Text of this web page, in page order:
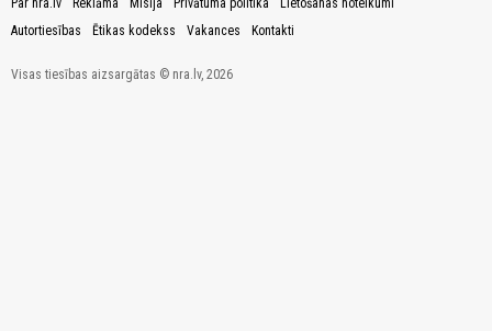
Autortiesības
Ētikas kodekss Vakances Kontakti
Visas tiesības aizsargātas © nra.lv, 2026